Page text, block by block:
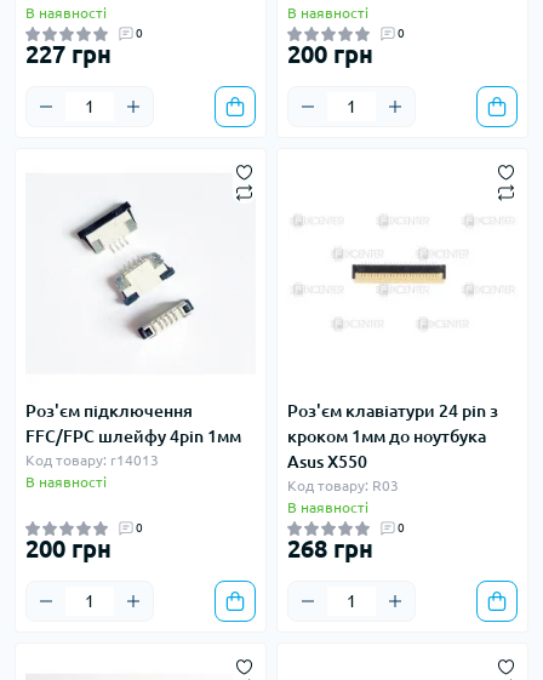
В наявності
0
227 грн
В наявності
0
200 грн
Роз'єм підключення
FFC/FPC шлейфу 4pin 1мм
Код товару: r14013
В наявності
0
200 грн
Роз'єм клавіатури 24 pin з
кроком 1мм до ноутбука
Asus X550
Код товару: R03
В наявності
0
268 грн